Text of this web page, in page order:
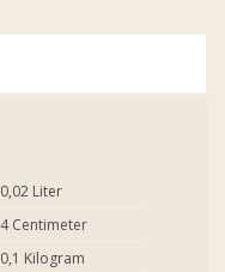
0,02 Liter
4 Centimeter
0,1 Kilogram